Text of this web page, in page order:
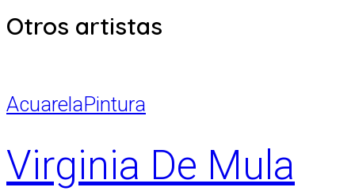
Otros artistas
AcuarelaPintura
Virginia De Mula